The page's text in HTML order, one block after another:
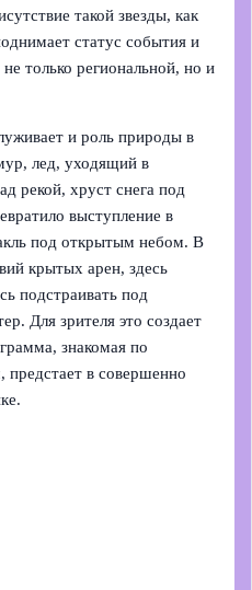
такой звезды, как
статус события и
только региональной, но и
и роль природы в
лед, уходящий в
рекой, хруст снега под
выступление в
под открытым небом. В
крытых арен, здесь
подстраивать под
Для зрителя это создает
знакомая по
предстает в совершенно